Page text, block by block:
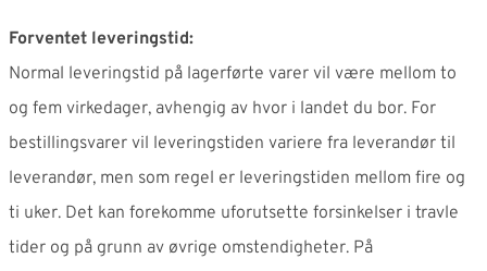
Forventet leveringstid:
Normal leveringstid på lagerførte varer vil være mellom to
og fem virkedager, avhengig av hvor i landet du bor. For
bestillingsvarer vil leveringstiden variere fra leverandør til
leverandør, men som regel er leveringstiden mellom fire og
ti uker. Det kan forekomme uforutsette forsinkelser i travle
tider og på grunn av øvrige omstendigheter. På